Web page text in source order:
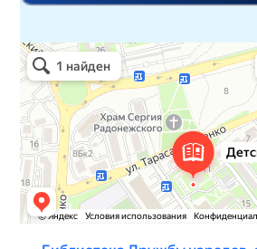
Детская библиотека № 14 Дружбы народов
Библиотека в Севастополе